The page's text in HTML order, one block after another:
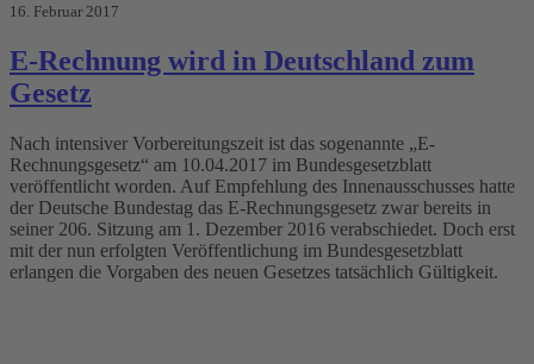
16. Februar 2017
E-Rechnung wird in Deutschland zum
Gesetz
Nach intensiver Vorbereitungszeit ist das sogenannte „E-
Rechnungsgesetz“ am 10.04.2017 im Bundesgesetzblatt
veröffentlicht worden. Auf Empfehlung des Innenausschusses hatte
der Deutsche Bundestag das E-Rechnungsgesetz zwar bereits in
seiner 206. Sitzung am 1. Dezember 2016 verabschiedet. Doch erst
mit der nun erfolgten Veröffentlichung im Bundesgesetzblatt
erlangen die Vorgaben des neuen Gesetzes tatsächlich Gültigkeit.